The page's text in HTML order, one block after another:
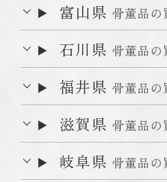
富山高岡本店
オンラインショップ
富山県 骨董品の
石川県 骨董品の
福井県 骨董品の
滋賀県 骨董品の
岐阜県 骨董品の